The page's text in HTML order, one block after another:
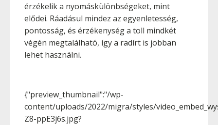
érzékelik a nyomáskülönbségeket, mint
elődei. Ráadásul mindez az egyenletesség,
pontosság, és érzékenység a toll mindkét
végén megtalálható, így a radírt is jobban
lehet használni.
{"preview_thumbnail":"/wp-
content/uploads/2022/migra/styles/
Z8-ppE3j6s.jpg?